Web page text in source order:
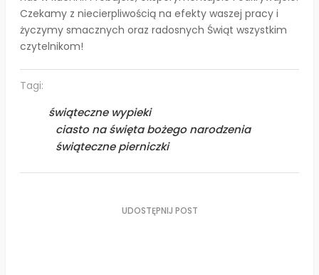
Czekamy z niecierpliwością na efekty waszej pracy i
życzymy smacznych oraz radosnych Świąt wszystkim
czytelnikom!
Tagi:
świąteczne wypieki
ciasto na święta bożego narodzenia
świąteczne pierniczki
UDOSTĘPNIJ POST